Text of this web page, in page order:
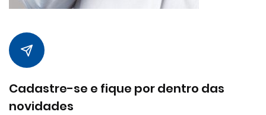
Cadastre-se e fique por dentro das
novidades